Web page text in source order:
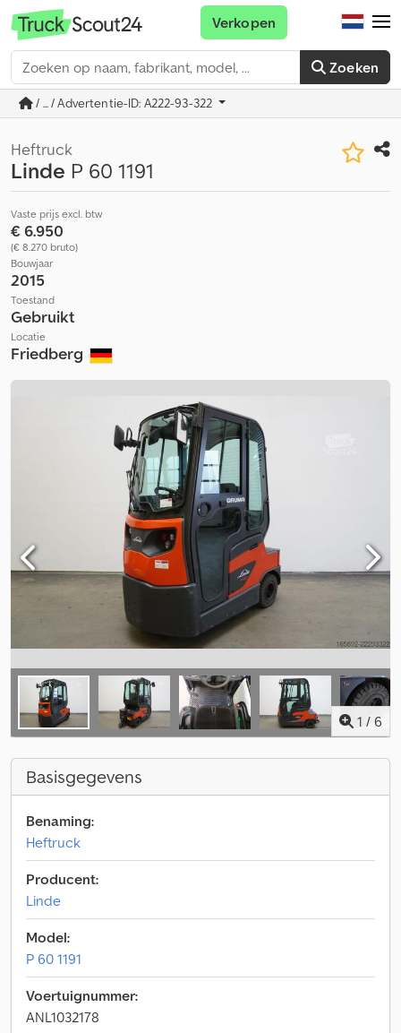
Zoeken
Verkopen
/ ... / Advertentie-ID: A222-93-322
Heftruck
Linde P 60 1191
Vaste prijs excl. btw
€ 6.950
(€ 8.270 bruto)
Bouwjaar
2015
Toestand
Gebruikt
Locatie
Friedberg
1 / 6
Basisgegevens
Benaming:
Heftruck
Producent:
Linde
Model:
P 60 1191
Voertuignummer:
ANL1032178